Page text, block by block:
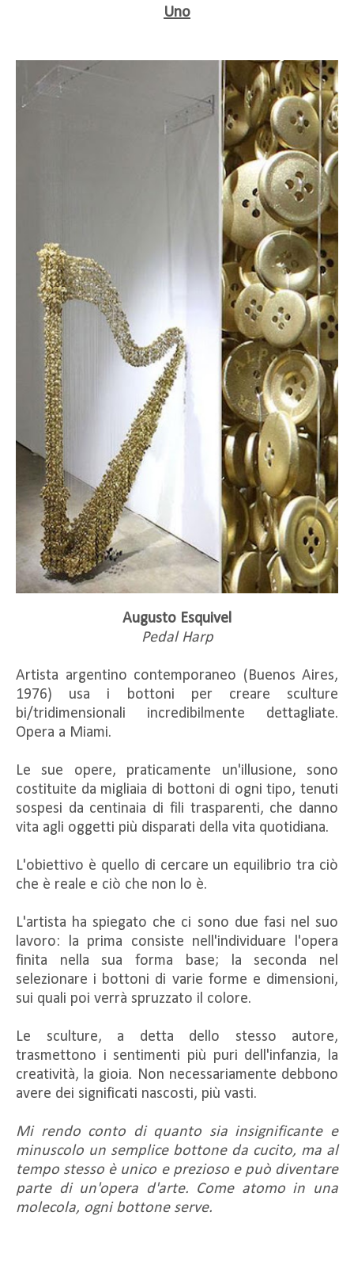
Uno
Augusto Esquivel
Pedal Harp
Artista argentino contemporaneo (Buenos Aires,
1976) usa i bottoni per creare sculture
bi/tridimensionali incredibilmente dettagliate.
Opera a Miami.
Le sue opere, praticamente un'illusione, sono
costituite da migliaia di bottoni di ogni tipo, tenuti
sospesi da centinaia di fili trasparenti, che danno
vita agli oggetti più disparati della vita quotidiana.
L'obiettivo è quello di cercare un equilibrio tra ciò
che è reale e ciò che non lo è.
L'artista ha spiegato che ci sono due fasi nel suo
lavoro: la prima consiste nell'individuare l'opera
finita nella sua forma base; la seconda nel
selezionare i bottoni di varie forme e dimensioni,
sui quali poi verrà spruzzato il colore.
Le sculture, a detta dello stesso autore,
trasmettono i sentimenti più puri dell'infanzia, la
creatività, la gioia. Non necessariamente debbono
avere dei significati nascosti, più vasti.
Mi rendo conto di quanto sia insignificante e
minuscolo un semplice bottone da cucito, ma al
tempo stesso è unico e prezioso e può diventare
parte di un'opera d'arte. Come atomo in una
molecola, ogni bottone serve.